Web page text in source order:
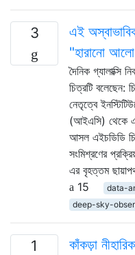
3
এই
"হারানো
দৈনিক গ্যালাক্সি
চিত্রটি বলেছেন:
নেতৃত্বে
(আইএসি) থেকে
আসল এইচডিডি
সংমিশ্রণের
এর বৃহত্তম
15
data-
deep-sky-
1
কাঁকড়া